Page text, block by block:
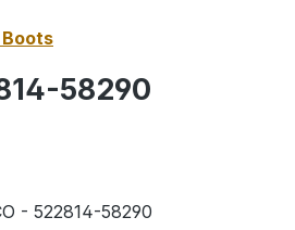
58290